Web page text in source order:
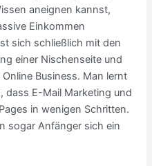
aneignen kannst,
Einkommen
sich schließlich mit den
einer Nischenseite und
Business. Man lernt
dass E-Mail Marketing und
in wenigen Schritten.
sogar Anfänger sich ein